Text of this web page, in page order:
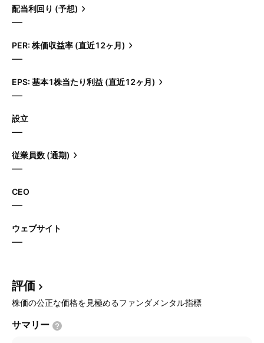
配当利回り (予想)
—
PER: 株価収益率 (直近12ヶ月)
—
EPS: 基本1株当たり利益 (直近12ヶ月)
—
設立
—
従業員数 (通期)
—
CEO
—
ウェブサイト
—
評価
株価の公正な価格を見極めるファンダメンタル指標
サマリー